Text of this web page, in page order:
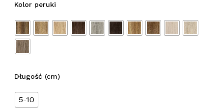
Kolor peruki
Długość (cm)
5-10